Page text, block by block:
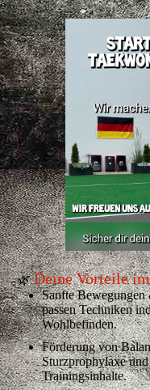
🌿Deine Vorteile
Sanfte
passen Techniken
Wohlbefinden.
Förderung von
Sturzprophylaxe
Trainingsinhalte.